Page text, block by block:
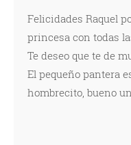
Felicidades Raquel
princesa con todas
Te deseo que te de
El pequeño pantera
hombrecito, bueno